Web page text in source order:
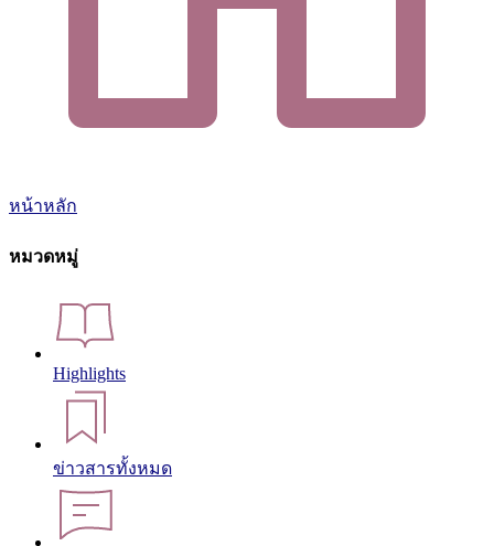
หน้าหลัก
หมวดหมู่
Highlights
ข่าวสารทั้งหมด